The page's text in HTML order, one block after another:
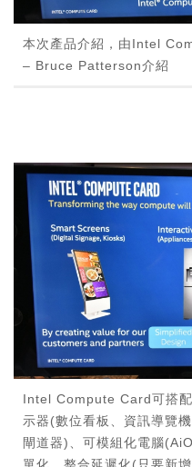
本次產品介紹，由Intel
– Bruce Patterson介紹
Intel Compute Card可搭
示器(數位看板、資訊導覽
閘道器)、可模組化電腦